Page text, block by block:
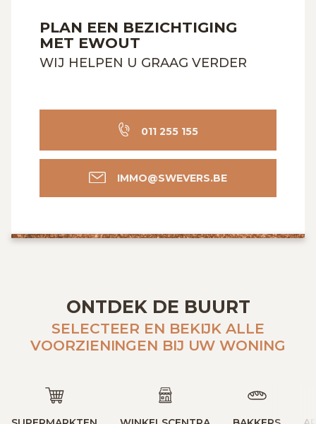
PLAN EEN BEZICHTIGING
MET EWOUT
WIJ HELPEN U GRAAG VERDER
011 255 155
IMMO@SWEVERS.BE
ONTDEK DE BUURT
SELECTEER EN BEKIJK ALLE
VOORZIENINGEN BIJ UW WONING